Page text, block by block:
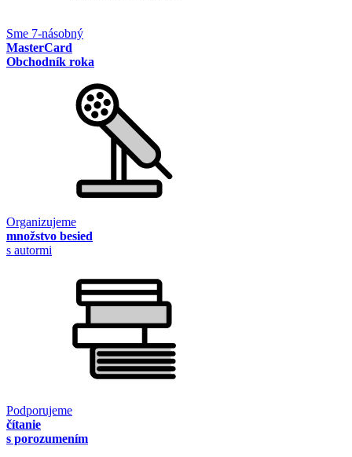
Sme 7-násobný
MasterCard
Obchodník roka
Organizujeme
množstvo besied
s autormi
Podporujeme
čítanie
s porozumením